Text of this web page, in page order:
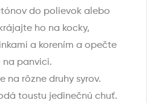
do polievok alebo
ho na kocky,
a korením a opečte
na panvici.
na rôzne druhy syrov.
toustu jedinečnú chuť.